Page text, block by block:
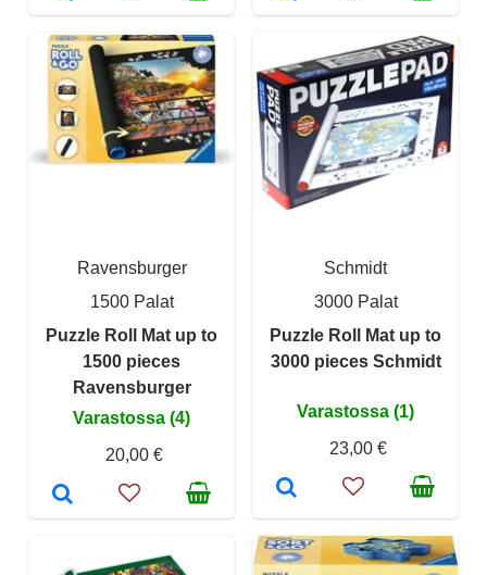
Ravensburger
1500 Palat
Puzzle Roll Mat up to
1500 pieces
Ravensburger
Varastossa (4)
20,00 €
Schmidt
3000 Palat
Puzzle Roll Mat up to
3000 pieces Schmidt
Varastossa (1)
23,00 €